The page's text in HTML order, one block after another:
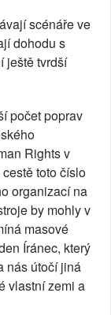
scénáře ve
dohodu s
ještě tvrdší
počet poprav
Rights v
toto číslo
organizací na
by mohly v
masové
Íránec, který
nás útočí jiná
vlastní zemi a